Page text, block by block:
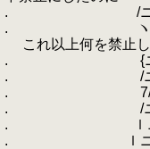
. /ニﾆ=- ､ ヽ
. ヽニニニﾆ
これ以上何を禁止し
. {ニニニニニ
. /ニニニニニ
. 7/ニニニニﾆ
. /ニニニﾆ,ニ
. ｌニニニニﾆ
. ｌニニニニニ